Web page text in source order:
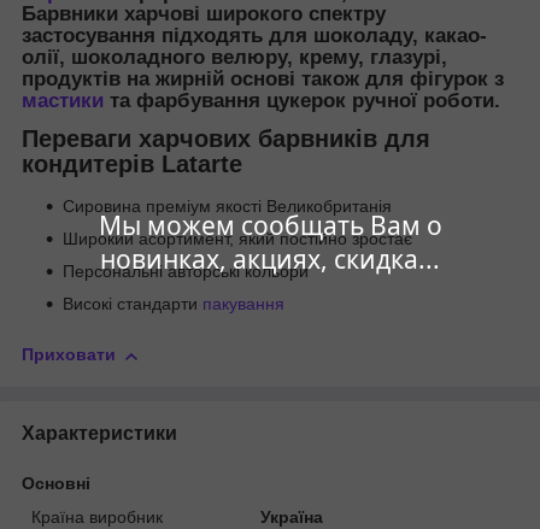
Мы можем сообщать Вам о
новинках, акциях, скидка...
Барвники харчові широкого спектру
застосування підходять для шоколаду, какао-
олії, шоколадного велюру, крему, глазурі,
продуктів на жирній основі також для фігурок з
мастики та фарбування цукерок ручної роботи.
Переваги харчових барвників для
кондитерів Latarte
Сировина преміум якості Великобританія
Широкий асортимент, який постійно зростає
Персональні авторські кольори
Високі стандарти пакування
Приховати
Характеристики
Основні
Країна виробник
Україна